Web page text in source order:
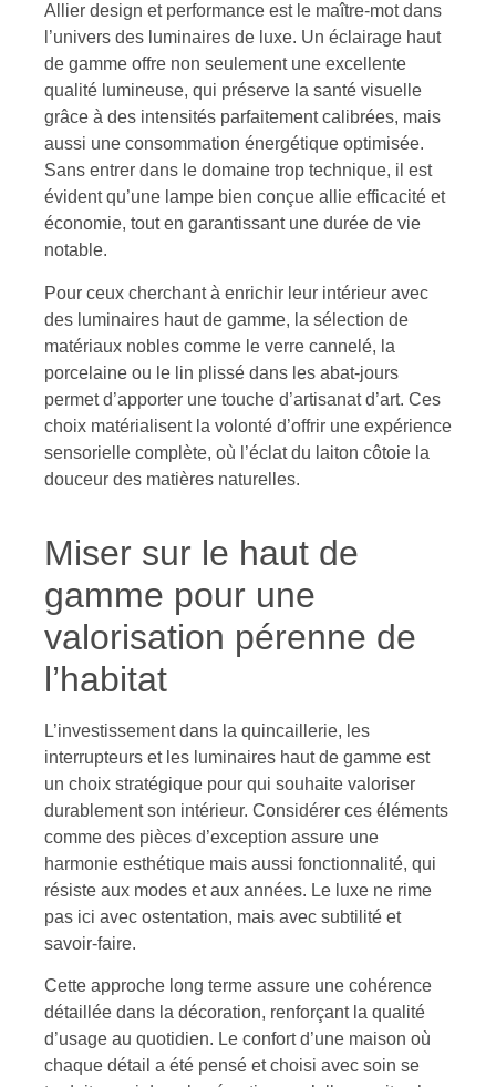
Allier design et performance est le maître-mot dans
l’univers des luminaires de luxe. Un éclairage haut
de gamme offre non seulement une excellente
qualité lumineuse, qui préserve la santé visuelle
grâce à des intensités parfaitement calibrées, mais
aussi une consommation énergétique optimisée.
Sans entrer dans le domaine trop technique, il est
évident qu’une lampe bien conçue allie efficacité et
économie, tout en garantissant une durée de vie
notable.
Pour ceux cherchant à enrichir leur intérieur avec
des luminaires haut de gamme, la sélection de
matériaux nobles comme le verre cannelé, la
porcelaine ou le lin plissé dans les abat-jours
permet d’apporter une touche d’artisanat d’art. Ces
choix matérialisent la volonté d’offrir une expérience
sensorielle complète, où l’éclat du laiton côtoie la
douceur des matières naturelles.
Miser sur le haut de
gamme pour une
valorisation pérenne de
l’habitat
L’investissement dans la quincaillerie, les
interrupteurs et les luminaires haut de gamme est
un choix stratégique pour qui souhaite valoriser
durablement son intérieur. Considérer ces éléments
comme des pièces d’exception assure une
harmonie esthétique mais aussi fonctionnalité, qui
résiste aux modes et aux années. Le luxe ne rime
pas ici avec ostentation, mais avec subtilité et
savoir-faire.
Cette approche long terme assure une cohérence
détaillée dans la décoration, renforçant la qualité
d’usage au quotidien. Le confort d’une maison où
chaque détail a été pensé et choisi avec soin se